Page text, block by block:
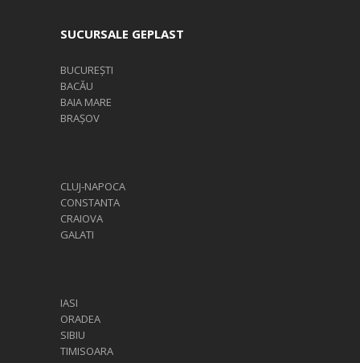
SUCURSALE GEPLAST
BUCUREȘTI
BACĂU
BAIA MARE
BRAȘOV
CLUJ-NAPOCA
CONSTANTA
CRAIOVA
GALATI
IASI
ORADEA
SIBIU
TIMISOARA